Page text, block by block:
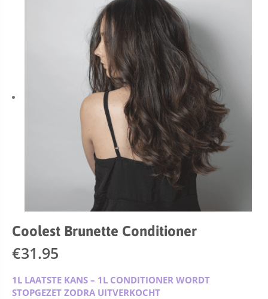
Coolest Brunette Conditioner
€31.95
1L LAATSTE KANS – 1L CONDITIONER WORDT
STOPGEZET ZODRA UITVERKOCHT